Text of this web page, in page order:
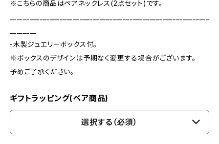
※こちらの商品はペアネックレス(2点セット)です。
-木製ジュエリーボックス付。
※ボックスのデザインは予期なく変更する場合がございます。
予めご了承ください。
ギフトラッピング(ペア商品)
選択する（必須）